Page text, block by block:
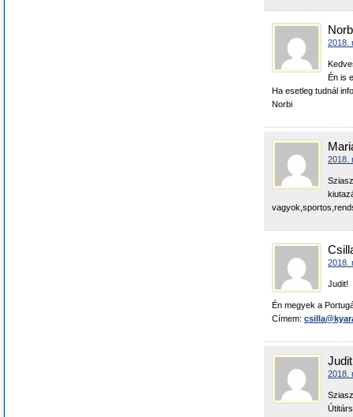
2018.
Én is
Ha esetleg tudnál
Norbi
2018.
2018.
Judit!
Én megyek a
Címem:
Judit
2018.